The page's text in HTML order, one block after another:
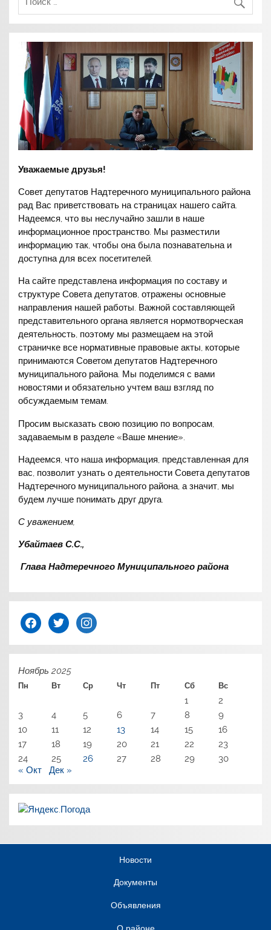
Уважаемые друзья!
Совет депутатов Надтеречного муниципального района
рад Вас приветствовать на страницах нашего сайта.
Надеемся, что вы неслучайно зашли в наше
информационное пространство. Мы разместили
информацию так, чтобы она была познавательна и
доступна для всех посетителей.
На сайте представлена информация по составу и
структуре Совета депутатов, отражены основные
направления нашей работы. Важной составляющей
представительного органа является нормотворческая
деятельность, поэтому мы размещаем на этой
страничке все нормативные правовые акты, которые
принимаются Советом депутатов Надтеречного
муниципального района. Мы поделимся с вами
новостями и обязательно учтем ваш взгляд по
обсуждаемым темам.
Просим высказать свою позицию по вопросам,
задаваемым в разделе «Ваше мнение».
Надеемся, что наша информация, представленная для
вас, позволит узнать о деятельности Совета депутатов
Надтеречного муниципального района, а значит, мы
будем лучше понимать друг друга.
С уважением,
Убайтаев С.С.,
Глава Надтеречного Муниципального района
facebooktwitter instagram
Ноябрь 2025
Пн Вт Ср Чт Пт Сб Вс
1
2
3
4 5 6 7 8
9
10
11 12 13 14 15
16
17
18 19 20 21 22
23
24
25 26 27 28 29
30
« Окт
Дек »
Новости
Документы
Объявления